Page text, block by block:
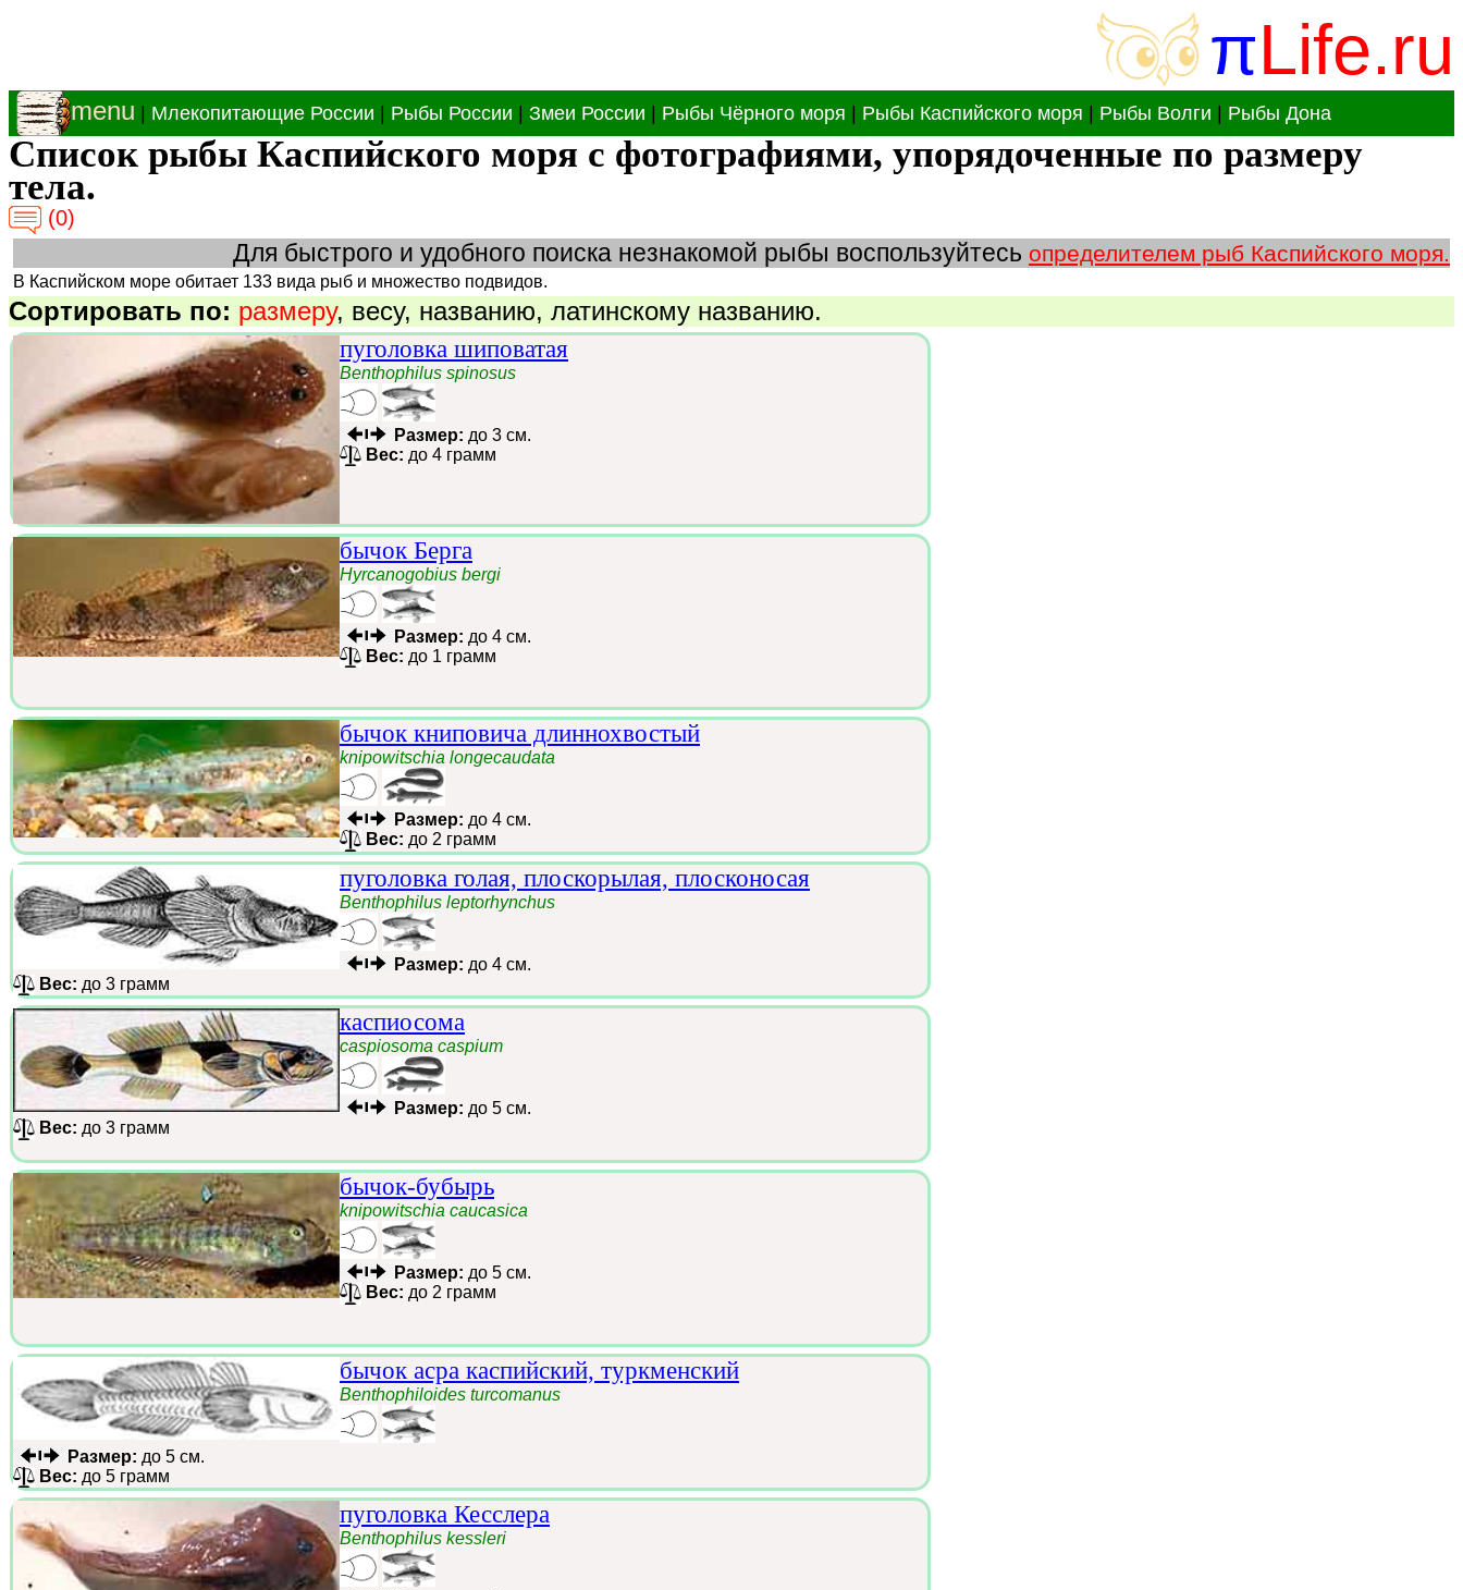
πLife.ru
menu Млекопитающие России Рыбы России Змеи России Рыбы Чёрного моря Рыбы Каспийского моря Рыбы Волги Рыбы Дона
Список рыбы Каспийского моря с фотографиями, упорядоченные по размеру
тела.
(0)
Для быстрого и удобного поиска незнакомой рыбы воспользуйтесь определителем рыб Каспийского моря.
В Каспийском море обитает 133 вида рыб и множество подвидов.
Сортировать по: размеру, весу, названию, латинскому названию.
пуголовка шиповатая
Benthophilus spinosus
Размер: до 3 см.
Вес: до 4 грамм
бычок Берга
Hyrcanogobius bergi
Размер: до 4 см.
Вес: до 1 грамм
бычок книповича длиннохвостый
knipowitschia longecaudata
Размер: до 4 см.
Вес: до 2 грамм
пуголовка голая, плоскорылая, плосконосая
Benthophilus leptorhynchus
Размер: до 4 см.
Вес: до 3 грамм
каспиосома
caspiosoma caspium
Размер: до 5 см.
Вес: до 3 грамм
бычок-бубырь
knipowitschia caucasica
Размер: до 5 см.
Вес: до 2 грамм
бычок асра каспийский, туркменский
Benthophiloides turcomanus
Размер: до 5 см.
Вес: до 5 грамм
пуголовка Кесслера
Benthophilus kessleri